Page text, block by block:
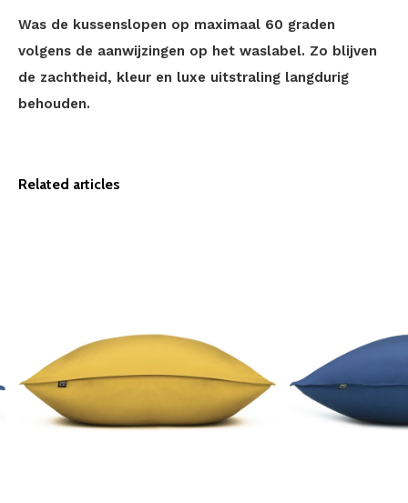
Was de kussenslopen op maximaal 60 graden
volgens de aanwijzingen op het waslabel. Zo blijven
de zachtheid, kleur en luxe uitstraling langdurig
behouden.
Related articles